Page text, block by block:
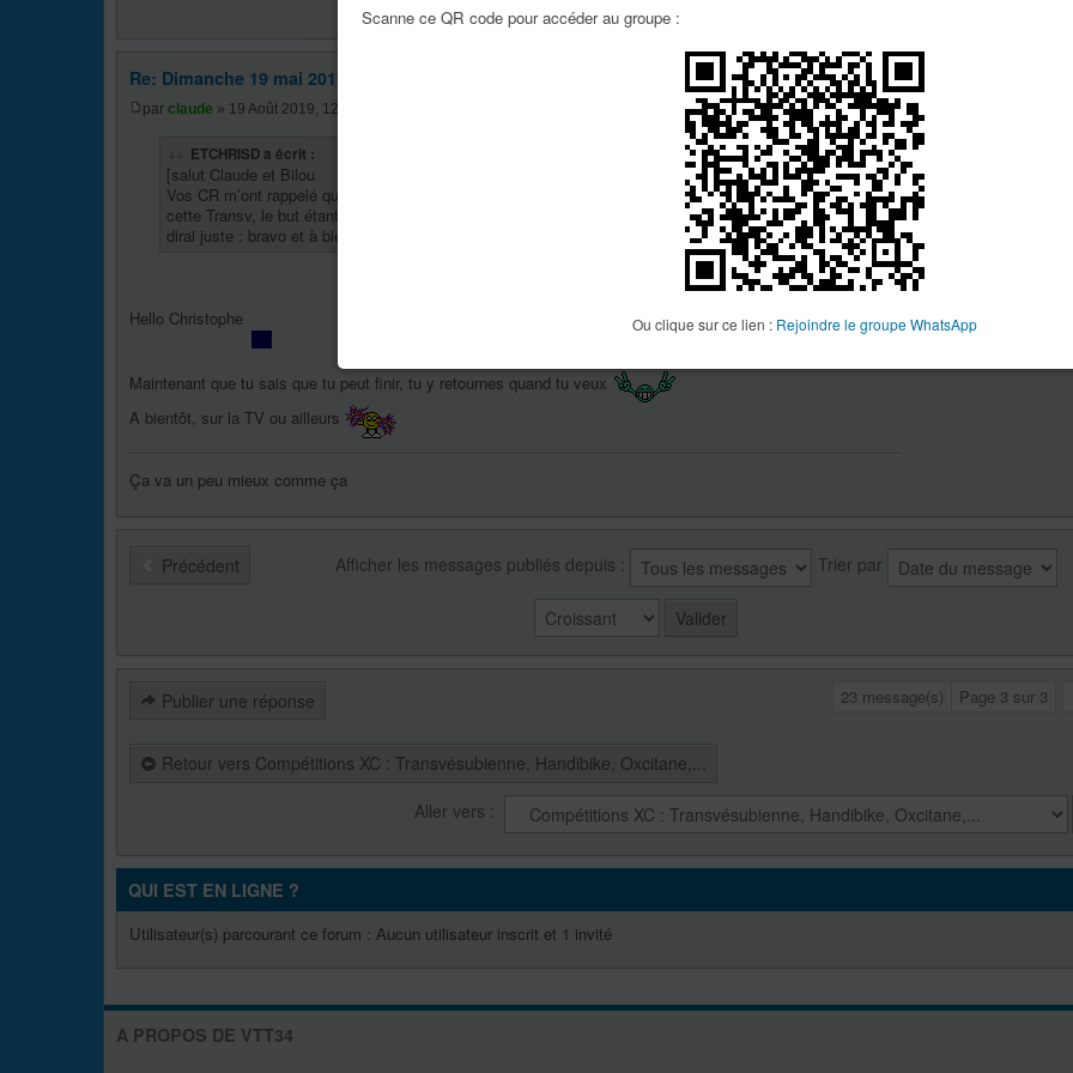
Scanne ce QR code pour accéder au groupe :
Ou clique sur ce lien : Rejoindre le groupe WhatsApp
Re: Dimanche 19 mai 2019 ma TransVésubienne
par claude » 19 Août 2019, 12:04
ETCHRISD a écrit :
[salut Claude et Bilou
Vos CR m’ont rappelé quelques souvenirs d’ancien combattant : j’a Subi 3 échecs avant de la terminer
cette Transv, le but étant atteint je n’ai pas réussi à me remotiiver mais qui sait : pour commencer je
dirai juste : bravo et à bientôt sur les sentiers
Hello Christophe
Maintenant que tu sais que tu peut finir, tu y retournes quand tu veux
A bientôt, sur la TV ou ailleurs
Ça va un peu mieux comme ça
Localisation :
Précédent Afficher les messages publiés depuis : Trier par
Publier une réponse 23 message(s) Page 3 sur 3
Retour vers Compétitions XC : Transvésubienne, Handibike, Oxcitane,...
Aller vers :
QUI EST EN LIGNE ?
Utilisateur(s) parcourant ce forum : Aucun utilisateur inscrit et 1 invité
A PROPOS DE VTT34